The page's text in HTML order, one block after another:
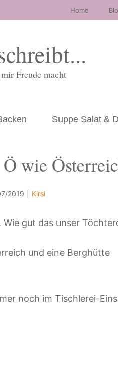
Home
Freude macht
Suppe Salat &
wie
2019 Kirsi
Wie gut das unser
noch im Tischlerei-